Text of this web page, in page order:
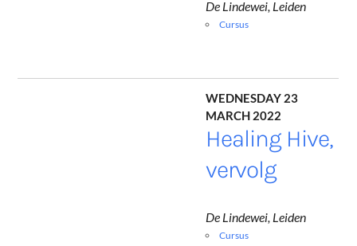
De Lindewei, Leiden
Cursus
Wednesday 23
March 2022
Healing Hive,
vervolg
De Lindewei, Leiden
Cursus